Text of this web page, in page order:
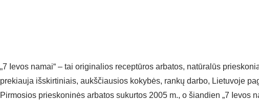
„7 Ievos namai“ – tai originalios receptūros arbatos, natūralūs
prekiauja išskirtiniais, aukščiausios kokybės, rankų darbo, Lietuvoje
Pirmosios prieskoninės arbatos sukurtos 2005 m., o šiandien „7 Ievos